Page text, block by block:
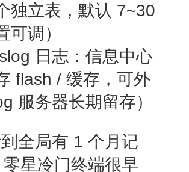
独立表，默认 7~30
可调）
日志：信息中心
flash / 缓存，可外
服务器长期留存）
全局有 1 个月记
星冷门终端很早